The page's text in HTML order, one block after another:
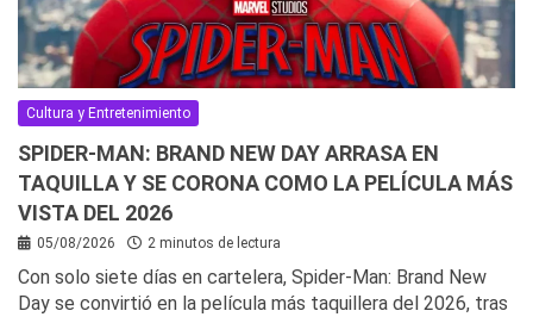
Cultura y Entretenimiento
SPIDER-MAN: BRAND NEW DAY ARRASA EN
TAQUILLA Y SE CORONA COMO LA PELÍCULA MÁS
VISTA DEL 2026
05/08/2026 2 minutos de lectura
Con solo siete días en cartelera, Spider-Man: Brand New
Day se convirtió en la película más taquillera del 2026, tras